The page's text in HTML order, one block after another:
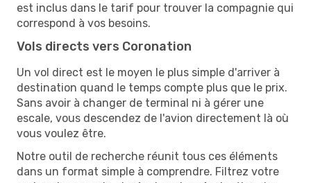
est inclus dans le tarif pour trouver la compagnie qui
correspond à vos besoins.
Vols directs vers Coronation
Un vol direct est le moyen le plus simple d'arriver à
destination quand le temps compte plus que le prix.
Sans avoir à changer de terminal ni à gérer une
escale, vous descendez de l'avion directement là où
vous voulez être.
Notre outil de recherche réunit tous ces éléments
dans un format simple à comprendre. Filtrez votre